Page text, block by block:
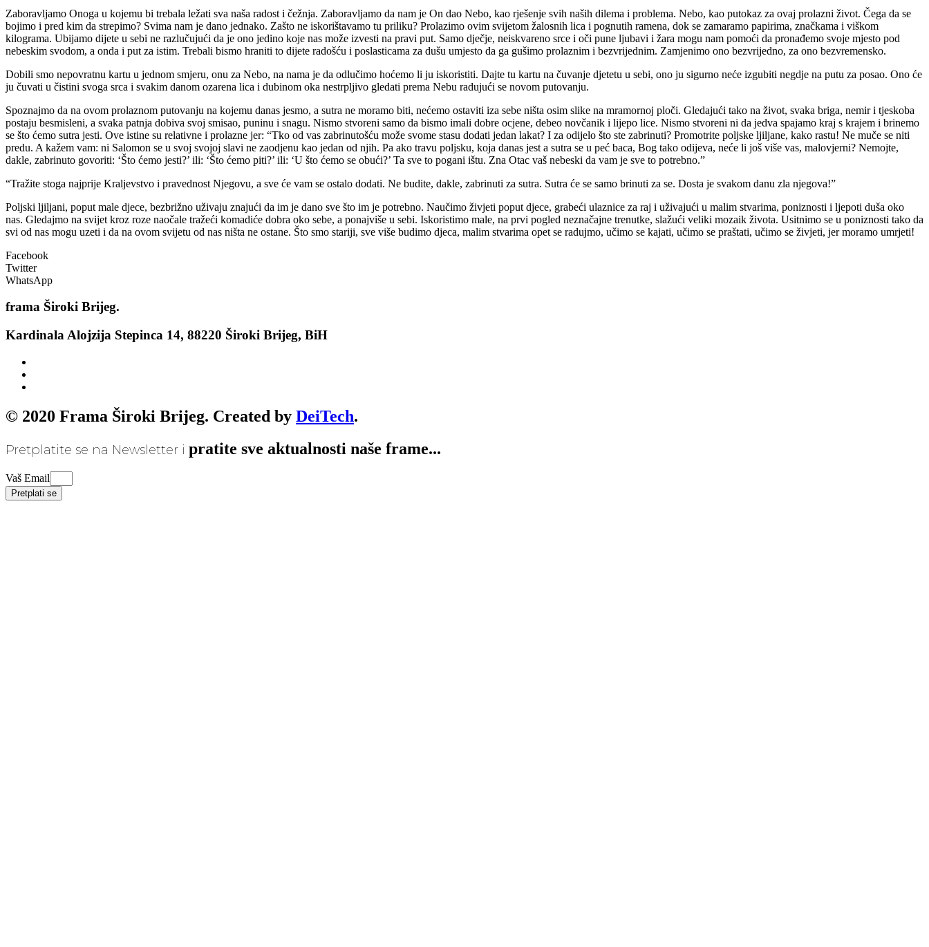
Zaboravljamo Onoga u kojemu bi trebala ležati sva naša radost i čežnja. Zaboravljamo da nam je On dao Nebo, kao rješenje svih naših dilema i problema. Nebo, kao putokaz za ovaj prolazni život. Čega da se
bojimo i pred kim da strepimo? Svima nam je dano jednako. Zašto ne iskorištavamo tu priliku? Prolazimo ovim svijetom žalosnih lica i pognutih ramena, dok se zamaramo papirima, značkama i viškom
kilograma. Ubijamo dijete u sebi ne razlučujući da je ono jedino koje nas može izvesti na pravi put. Samo dječje, neiskvareno srce i oči pune ljubavi i žara mogu nam pomoći da pronađemo svoje mjesto pod
nebeskim svodom, a onda i put za istim. Trebali bismo hraniti to dijete radošću i poslasticama za dušu umjesto da ga gušimo prolaznim i bezvrijednim. Zamjenimo ono bezvrijedno, za ono bezvremensko.
Dobili smo nepovratnu kartu u jednom smjeru, onu za Nebo, na nama je da odlučimo hoćemo li ju iskoristiti. Dajte tu kartu na čuvanje djetetu u sebi, ono ju sigurno neće izgubiti negdje na putu za posao. Ono će
ju čuvati u čistini svoga srca i svakim danom ozarena lica i dubinom oka nestrpljivo gledati prema Nebu radujući se novom putovanju.
Spoznajmo da na ovom prolaznom putovanju na kojemu danas jesmo, a sutra ne moramo biti, nećemo ostaviti iza sebe ništa osim slike na mramornoj ploči. Gledajući tako na život, svaka briga, nemir i tjeskoba
postaju besmisleni, a svaka patnja dobiva svoj smisao, puninu i snagu. Nismo stvoreni samo da bismo imali dobre ocjene, debeo novčanik i lijepo lice. Nismo stvoreni ni da jedva spajamo kraj s krajem i brinemo
se što ćemo sutra jesti. Ove istine su relativne i prolazne jer: “Tko od vas zabrinutošću može svome stasu dodati jedan lakat? I za odijelo što ste zabrinuti? Promotrite poljske ljiljane, kako rastu! Ne muče se niti
predu. A kažem vam: ni Salomon se u svoj svojoj slavi ne zaodjenu kao jedan od njih. Pa ako travu poljsku, koja danas jest a sutra se u peć baca, Bog tako odijeva, neće li još više vas, malovjerni? Nemojte,
dakle, zabrinuto govoriti: ‘Što ćemo jesti?’ ili: ‘Što ćemo piti?’ ili: ‘U što ćemo se obući?’ Ta sve to pogani ištu. Zna Otac vaš nebeski da vam je sve to potrebno.”
“Tražite stoga najprije Kraljevstvo i pravednost Njegovu, a sve će vam se ostalo dodati. Ne budite, dakle, zabrinuti za sutra. Sutra će se samo brinuti za se. Dosta je svakom danu zla njegova!”
Poljski ljiljani, poput male djece, bezbrižno uživaju znajući da im je dano sve što im je potrebno. Naučimo živjeti poput djece, grabeći ulaznice za raj i uživajući u malim stvarima, poniznosti i ljepoti duša oko
nas. Gledajmo na svijet kroz roze naočale tražeći komadiće dobra oko sebe, a ponajviše u sebi. Iskoristimo male, na prvi pogled neznačajne trenutke, slažući veliki mozaik života. Usitnimo se u poniznosti tako da
svi od nas mogu uzeti i da na ovom svijetu od nas ništa ne ostane. Što smo stariji, sve više budimo djeca, malim stvarima opet se radujmo, učimo se kajati, učimo se praštati, učimo se živjeti, jer moramo umrjeti!
Facebook
Twitter
WhatsApp
frama Široki Brijeg.
Kardinala Alojzija Stepinca 14, 88220 Široki Brijeg, BiH
© 2020 Frama Široki Brijeg. Created by DeiTech.
Pretplatite se na Newsletter i pratite sve aktualnosti naše frame...
Vaš Email
Pretplati se